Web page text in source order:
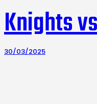
Knights
30/03/2025